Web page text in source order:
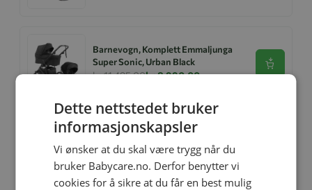
Barnevogn, Komplett Emmaljunga
Super Sonic, Urban Black
kr 11 495,00kr 8 990,00
Se
Emmaljunga Sento Pro Ergo+,
Outdoor Trek - Special Editon 2026
kr 14 495,00 kr 11 995,00
Dette nettstedet bruker
informasjonskapsler
Vi ønsker at du skal være trygg når du
bruker Babycare.no. Derfor benytter vi
cookies for å sikre at du får en best mulig